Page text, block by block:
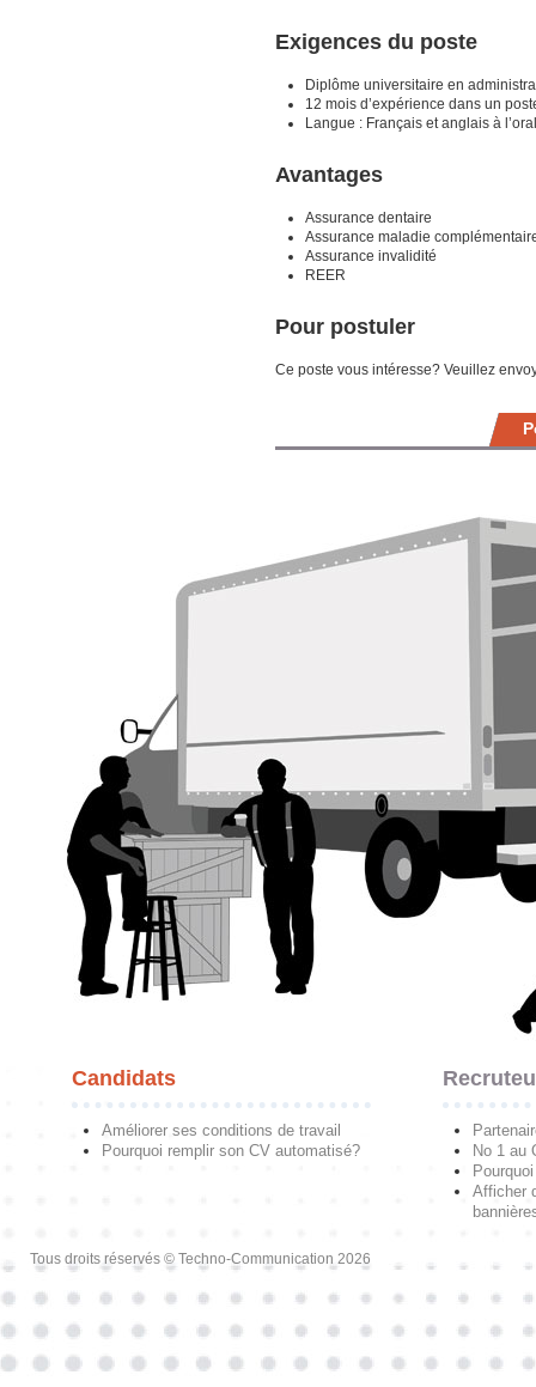
Exigences du poste
Diplôme universitaire en
12 mois d’expérience dans un
Langue : Français et anglais à
Avantages
Assurance dentaire
Assurance maladie
Assurance invalidité
REER
Pour postuler
Ce poste vous intéresse? Veuillez
Candidats
Améliorer ses conditions de travail
Pourquoi remplir son CV automatisé?
No 1 au
Afficher
Tous droits réservés © Techno-Communication 2026